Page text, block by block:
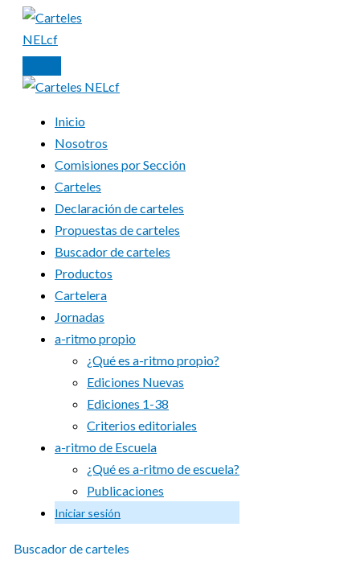
contenido
Inicio
Nosotros
Comisiones por Sección
Carteles
Declaración de carteles
Propuestas de carteles
Buscador de carteles
Productos
Cartelera
Jornadas
a-ritmo propio
¿Qué es a-ritmo propio?
Ediciones Nuevas
Ediciones 1-38
Criterios editoriales
a-ritmo de Escuela
¿Qué es a-ritmo de escuela?
Publicaciones
Iniciar sesión
Buscador de carteles